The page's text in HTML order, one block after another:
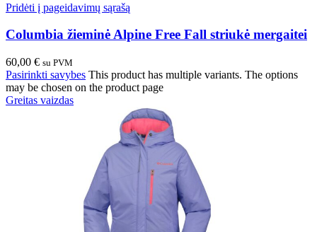
Pridėti į pageidavimų sąrašą
Columbia žieminė Alpine Free Fall striukė mergaitei
60,00 € su PVM
Pasirinkti savybes This product has multiple variants. The options
may be chosen on the product page
Greitas vaizdas